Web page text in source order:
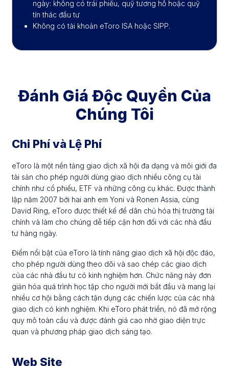
ngày: không có trái phiếu, quỹ tương hỗ hoặc quỹ
tín thác đầu tư
Không có tài khoản eToro ISA hoặc SIPP.
Đánh Giá Độc Quyền Của
Chúng Tôi
Chi Phí và Lệ Phí
eToro là một nền tảng giao dịch xã hội đa dạng và môi giới đa
tài sản cho phép người dùng giao dịch nhiều công cụ tài
chính như cổ phiếu, ETF và những công cụ khác. Được thành
lập năm 2007 bởi hai anh em Yoni và Ronen Assia, cùng
David Ring, eToro được thiết kế để dân chủ hóa thị trường tài
chính và làm cho chúng dễ tiếp cận hơn đối với các nhà đầu
tư hàng ngày.
Điểm nổi bật của eToro là tính năng giao dịch xã hội độc đáo,
cho phép người dùng theo dõi và sao chép các giao dịch
của các nhà đầu tư có kinh nghiệm hơn. Chức năng này đơn
giản hóa quá trình học tập cho người mới bắt đầu và mang lại
nhiều cơ hội bằng cách tận dụng các chiến lược của các nhà
giao dịch có kinh nghiệm. Khi eToro phát triển, nó đã mở rộng
quy mô toàn cầu và được đánh giá cao nhờ giao diện trực
quan và phương pháp giao dịch sáng tạo.
Web Site